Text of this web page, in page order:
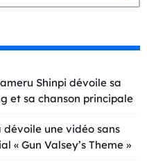
Shinpi dévoile sa
et sa chanson principale
dévoile une vidéo sans
« Gun Valsey’s Theme »